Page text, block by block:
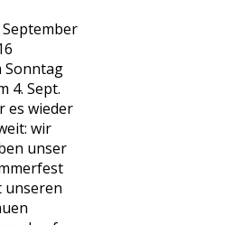
September
Sonntag
4. Sept.
es wieder
wir
unser
unseren